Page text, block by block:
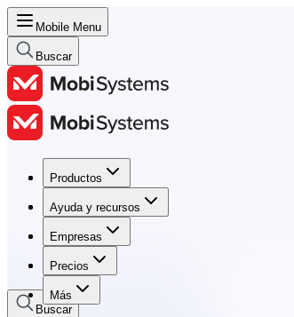
Mobile Menu
Buscar
Productos
Ayuda y recursos
Empresas
Precios
Más
Productos
Ayuda y recursos
Empresas
Precios
Buscar